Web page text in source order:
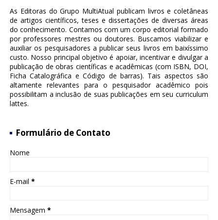
As Editoras do Grupo MultiAtual publicam livros e coletâneas
de artigos científicos, teses e dissertações de diversas áreas
do conhecimento. Contamos com um corpo editorial formado
por professores mestres ou doutores. Buscamos viabilizar e
auxiliar os pesquisadores a publicar seus livros em baixíssimo
custo. Nosso principal objetivo é apoiar, incentivar e divulgar a
publicação de obras científicas e acadêmicas (com ISBN, DOI,
Ficha Catalográfica e Código de barras). Tais aspectos são
altamente relevantes para o pesquisador acadêmico pois
possibilitam a inclusão de suas publicações em seu curriculum
lattes.
Formulário de Contato
Nome
E-mail *
Mensagem *